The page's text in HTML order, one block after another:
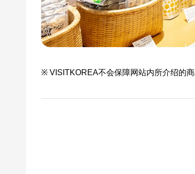
※ VISITKOREA不会保障网站内所介绍的